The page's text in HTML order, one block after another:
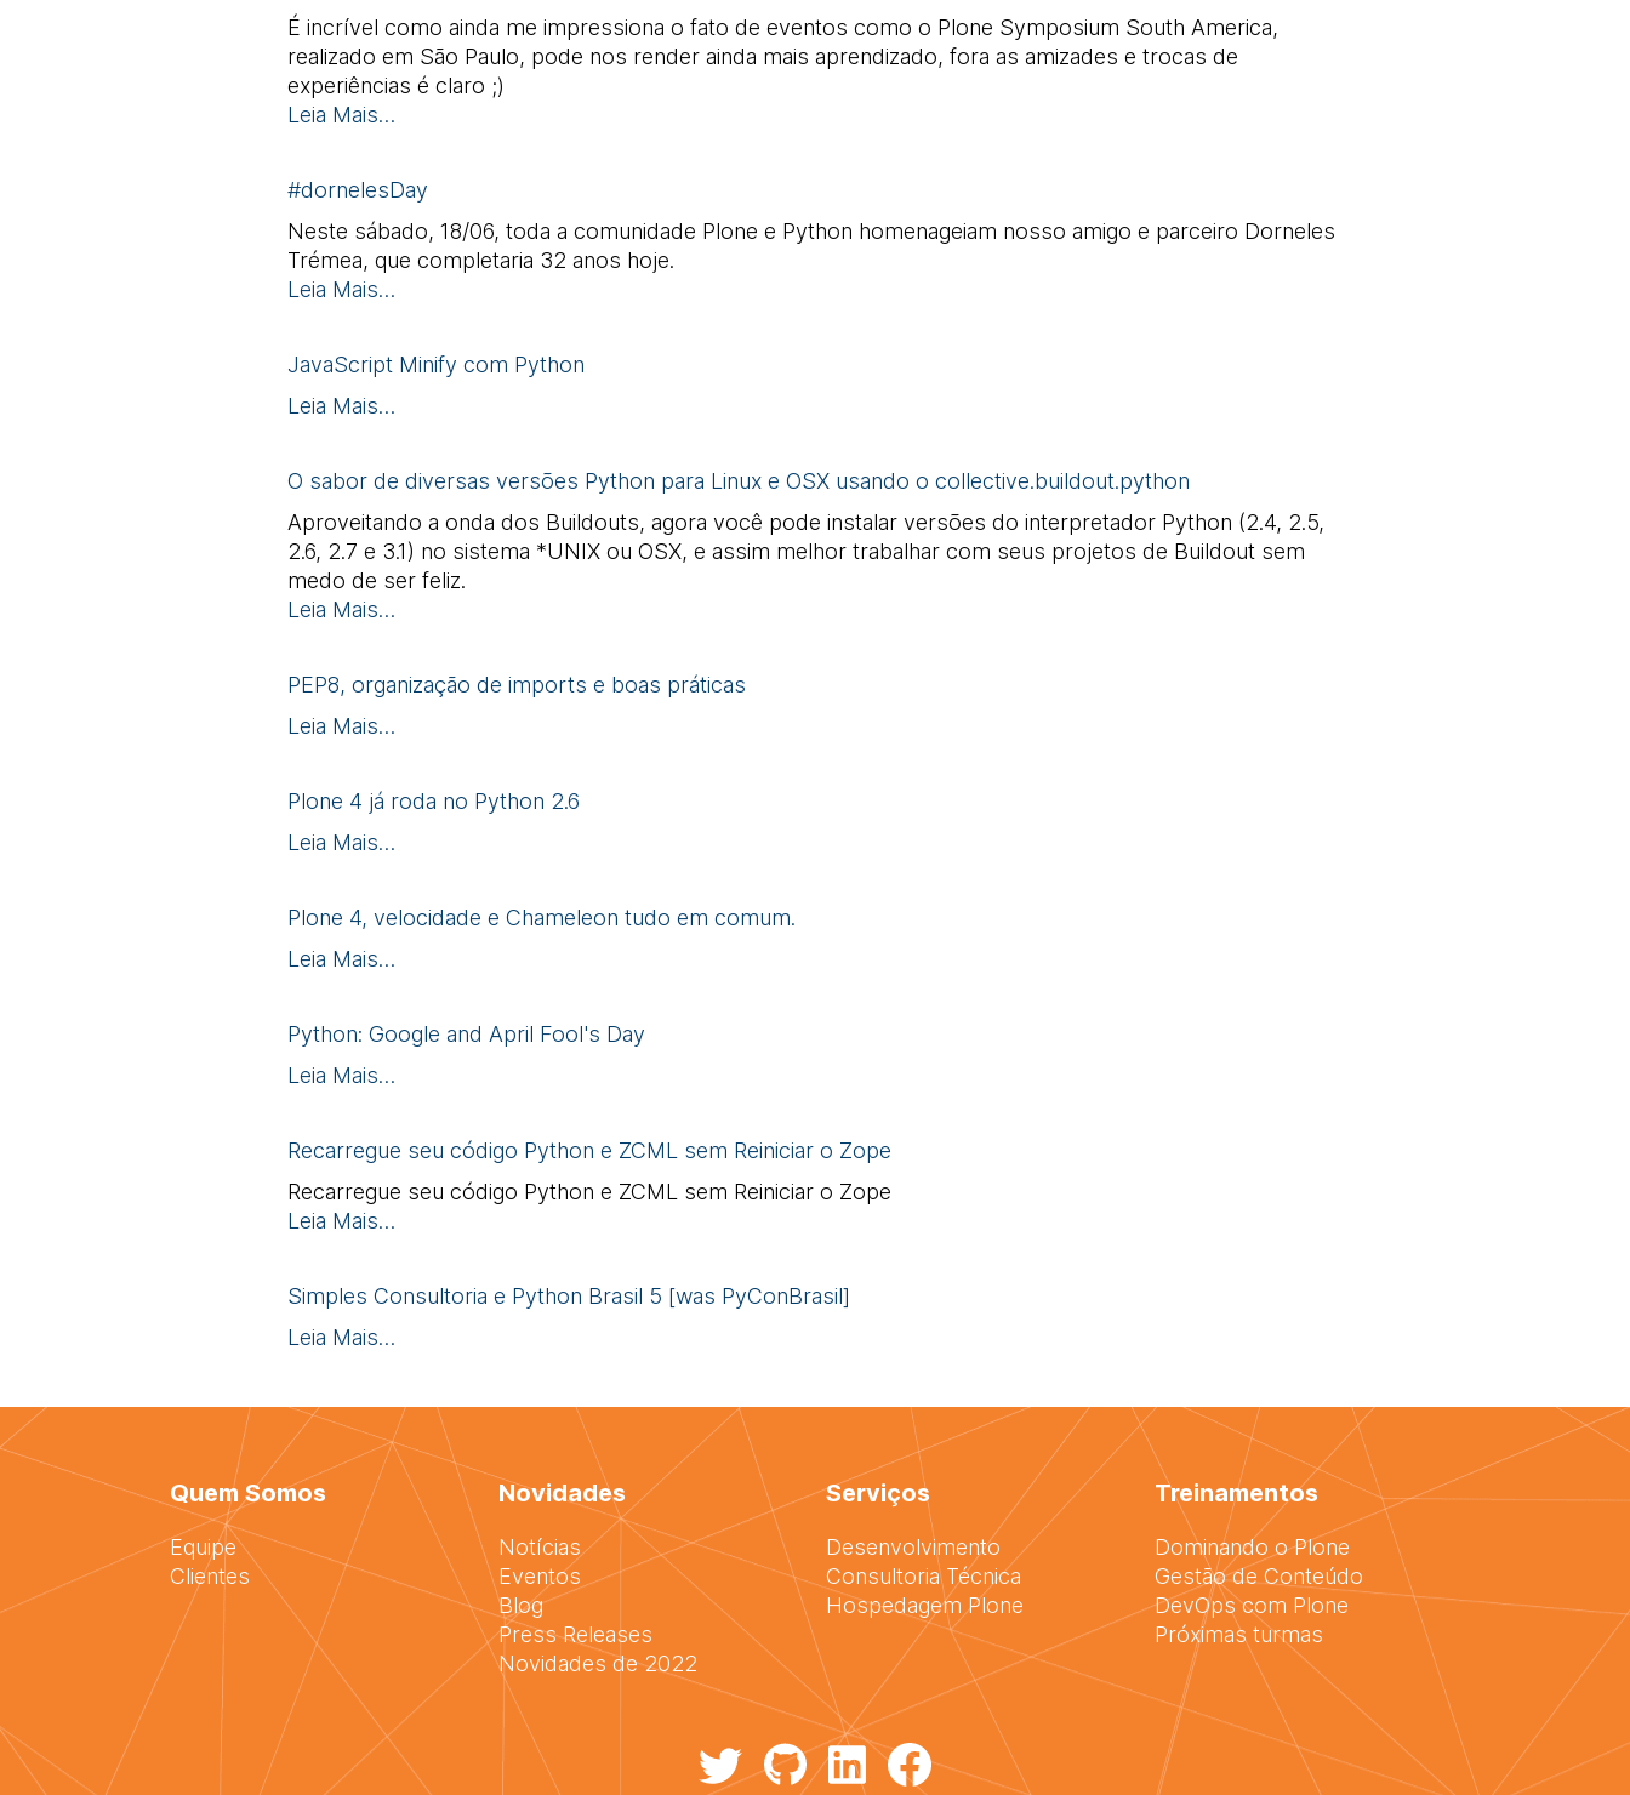
É incrível como ainda me impressiona o fato de eventos como o Plone Symposium South America,
realizado em São Paulo, pode nos render ainda mais aprendizado, fora as amizades e trocas de
experiências é claro ;)
Leia Mais…
#dornelesDay
Neste sábado, 18/06, toda a comunidade Plone e Python homenageiam nosso amigo e parceiro Dorneles
Trémea, que completaria 32 anos hoje.
Leia Mais…
JavaScript Minify com Python
Leia Mais…
O sabor de diversas versões Python para Linux e OSX usando o collective.buildout.python
Aproveitando a onda dos Buildouts, agora você pode instalar versões do interpretador Python (2.4, 2.5,
2.6, 2.7 e 3.1) no sistema *UNIX ou OSX, e assim melhor trabalhar com seus projetos de Buildout sem
medo de ser feliz.
Leia Mais…
PEP8, organização de imports e boas práticas
Leia Mais…
Plone 4 já roda no Python 2.6
Leia Mais…
Plone 4, velocidade e Chameleon tudo em comum.
Leia Mais…
Python: Google and April Fool's Day
Leia Mais…
Recarregue seu código Python e ZCML sem Reiniciar o Zope
Recarregue seu código Python e ZCML sem Reiniciar o Zope
Leia Mais…
Simples Consultoria e Python Brasil 5 [was PyConBrasil]
Leia Mais…
Quem Somos
Equipe
Clientes
Novidades
Notícias
Eventos
Blog
Press Releases
Novidades de 2022
Serviços
Desenvolvimento
Consultoria Técnica
Hospedagem Plone
Treinamentos
Dominando o Plone
Gestão de Conteúdo
DevOps com Plone
Próximas turmas